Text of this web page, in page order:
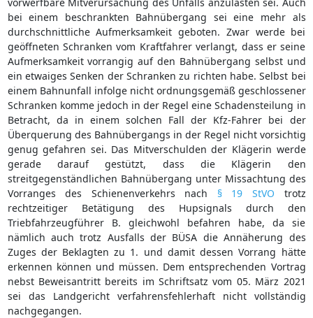
bei einem beschrankten Bahnübergang sei eine mehr als
durchschnittliche Aufmerksamkeit geboten. Zwar werde bei
geöffneten Schranken vom Kraftfahrer verlangt, dass er seine
Aufmerksamkeit vorrangig auf den Bahnübergang selbst und
ein etwaiges Senken der Schranken zu richten habe. Selbst bei
einem Bahnunfall infolge nicht ordnungsgemäß geschlossener
Schranken komme jedoch in der Regel eine Schadensteilung in
Betracht, da in einem solchen Fall der Kfz-Fahrer bei der
Überquerung des Bahnübergangs in der Regel nicht vorsichtig
genug gefahren sei. Das Mitverschulden der Klägerin werde
gerade darauf gestützt, dass die Klägerin den
streitgegenständlichen Bahnübergang unter Missachtung des
Vorranges des Schienenverkehrs nach § 19 StVO trotz
rechtzeitiger Betätigung des Hupsignals durch den
Triebfahrzeugführer B. gleichwohl befahren habe, da sie
nämlich auch trotz Ausfalls der BÜSA die Annäherung des
Zuges der Beklagten zu 1. und damit dessen Vorrang hätte
erkennen können und müssen. Dem entsprechenden Vortrag
nebst Beweisantritt bereits im Schriftsatz vom 05. März 2021
sei das Landgericht verfahrensfehlerhaft nicht vollständig
nachgegangen.